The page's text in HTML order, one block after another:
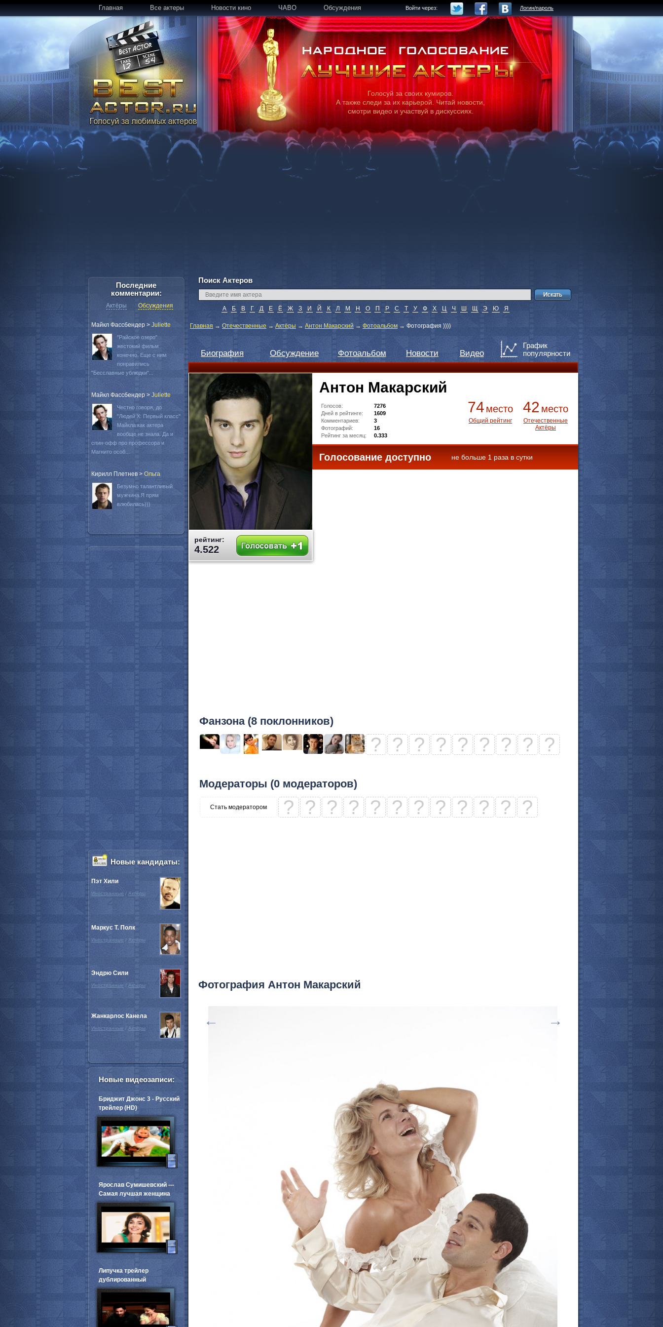
Главная Все актеры Новости кино ЧАВО Обсуждения Войти через: Логин/пароль
Голосуй за своих кумиров.
А также следи за их карьерой. Читай новости,
смотри видео и участвуй в дискуссиях.
Поиск Актеров
А Б В Г Д Е Ё Ж З И Й К Л М Н О П Р С Т У Ф Х Ц Ч Ш Щ Э Ю Я
Главная → Отечественные → Актёры → Антон Макарский → Фотоальбом → Фотография ))))
Биография Обсуждение Фотоальбом Новости Видео
График
популярности
рейтинг:
4.522
Антон Макарский
74 место
Общий рейтинг
42 место
Отечественные
Актёры
Голосов:
7276
Дней в рейтинге:
1609
Комментариев:
3
Фотографий:
16
Рейтинг за месяц:
0.333
Голосование доступно не больше 1 раза в сутки
Фанзона (8 поклонников)
? ? ? ? ? ? ? ? ?
Модераторы (0 модераторов)
Стать модератором ? ? ? ? ? ? ? ? ? ? ? ?
Фотография Антон Макарский
← →
Последние
комментарии:
Актёры Обсуждения
Майкл Фассбендер > Juliette
"Райское озеро"
жестокий фильм
конечно. Еще с ним
понравились
"Бесславные ублюдки"...
Майкл Фассбендер > Juliette
Честно говоря, до
"Людей Х: Первый класс"
Майкла как актера
вообще не знала. Да и
спин-офф про профессора и
Магнито особ...
Кирилл Плетнев > Oльга
Безумно талантливый
мужчина.Я прям
влюбилась)))
Новые кандидаты:
Пэт Хили
Иностранные / Актёры
Маркус Т. Полк
Иностранные / Актёры
Эндрю Сили
Иностранные / Актёры
Жанкарлос Канела
Иностранные / Актёры
Новые видеозаписи:
Бриджит Джонс 3 - Русский
трейлер (HD)
Ярослав Сумишевский ---
Самая лучшая женщина
Липучка трейлер
дублированный